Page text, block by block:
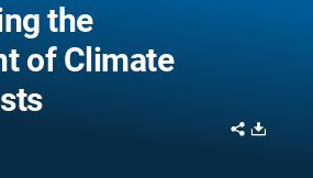
the
of Climate
Share